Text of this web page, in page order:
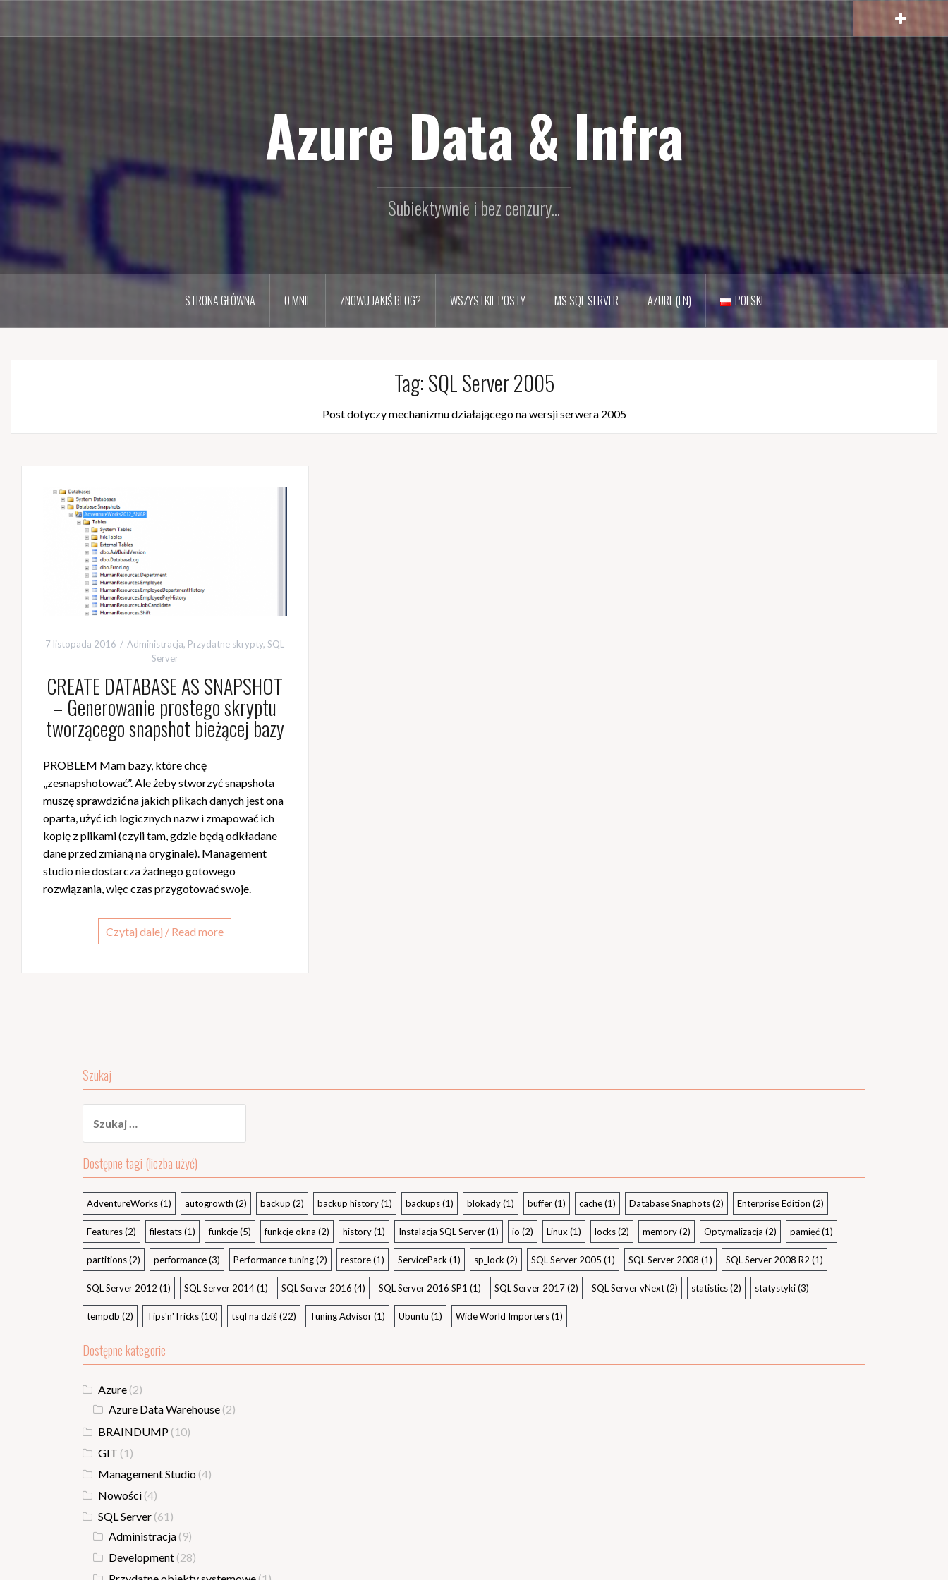
Azure Data & Infra
Subiektywnie i bez cenzury...
STRONA GŁÓWNA O MNIE ZNOWU JAKIŚ BLOG? WSZYSTKIE POSTY MS SQL SERVER AZURE (EN) POLSKI
Tag:SQL Server 2005
Post dotyczy mechanizmu działającego na wersji serwera 2005
7 listopada 2016 Administracja, Przydatne skrypty,SQL
Server
CREATE DATABASE AS SNAPSHOT
– Generowanie prostego skryptu
tworzącego snapshot bieżącej bazy
PROBLEM Mam bazy, które chcę
„zesnapshotować”. Ale żeby stworzyć snapshota
muszę sprawdzić na jakich plikach danych jest ona
oparta, użyć ich logicznych nazw i zmapować ich
kopię z plikami (czyli tam, gdzie będą odkładane
dane przed zmianą na oryginale). Management
studio nie dostarcza żadnego gotowego
rozwiązania, więc czas przygotować swoje.
Czytaj dalej / Read more
Szukaj
Dostępne tagi (liczba użyć)
AdventureWorks(1) autogrowth (2) backup (2) backup history(1) backups(1) blokady(1) buffer(1) cache(1) Database Snaphots(2) Enterprise Edition (2)
Features(2) filestats(1) funkcje(5) funkcje okna (2) history(1) Instalacja SQL Server(1) io (2) Linux (1) locks(2) memory(2) Optymalizacja (2) pamięć(1)
partitions(2) performance(3) Performance tuning(2) restore(1) ServicePack (1) sp_lock (2) SQL Server 2005 (1) SQL Server 2008 (1) SQL Server 2008 R2 (1)
SQL Server 2012 (1) SQL Server 2014(1) SQL Server 2016 (4) SQL Server 2016 SP1 (1) SQL Server 2017(2) SQL Server vNext(2) statistics(2) statystyki(3)
tempdb (2) Tips'n'Tricks(10) tsql na dziś (22) Tuning Advisor(1) Ubuntu (1) Wide World Importers(1)
Dostępne kategorie
Azure (2)
Azure Data Warehouse (2)
BRAINDUMP (10)
GIT (1)
Management Studio (4)
Nowości (4)
SQL Server (61)
Administracja (9)
Development (28)